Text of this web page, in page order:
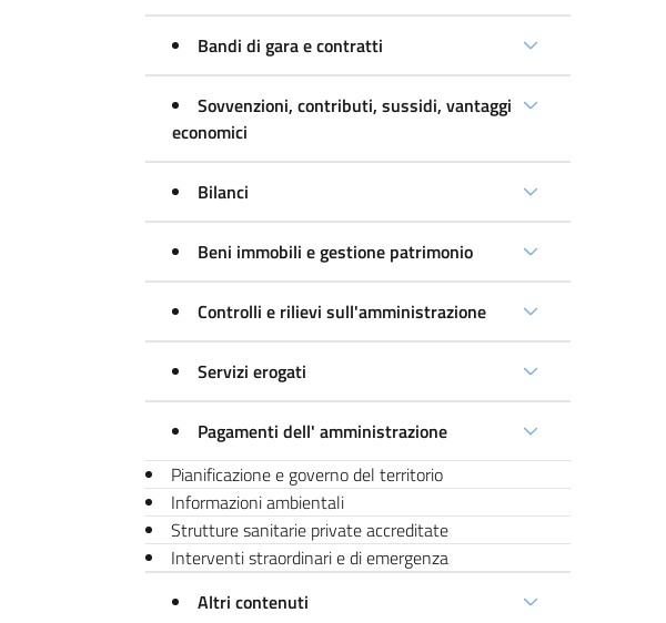
Bandi di gara e contratti
Sovvenzioni, contributi, sussidi, vantaggi
economici
Bilanci
Beni immobili e gestione patrimonio
Controlli e rilievi sull'amministrazione
Servizi erogati
Pagamenti dell' amministrazione
Pianificazione e governo del territorio
Informazioni ambientali
Strutture sanitarie private accreditate
Interventi straordinari e di emergenza
Altri contenuti